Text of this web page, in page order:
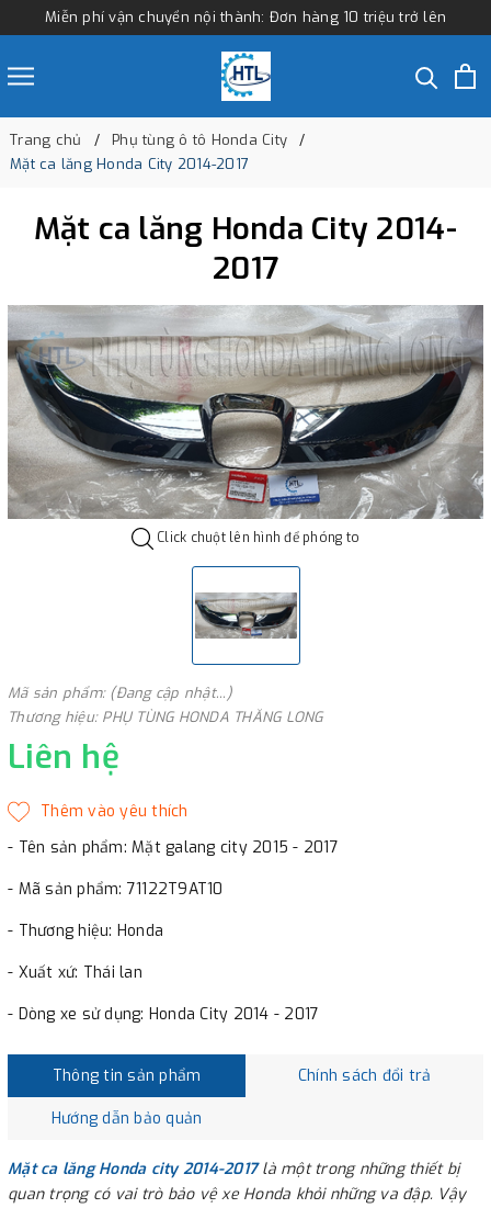
Miễn phí vận chuyển nội thành: Đơn hàng 10 triệu trở lên
Trang chủ
Phụ tùng ô tô Honda City
Mặt ca lăng Honda City 2014-2017
Mặt ca lăng Honda City 2014-
2017
Click chuột lên hình để phóng to
Mã sản phẩm: (Đang cập nhật...)
Thương hiệu: PHỤ TÙNG HONDA THĂNG LONG
Liên hệ
- Tên sản phẩm: Mặt galang city 2015 - 2017
- Mã sản phẩm: 71122T9AT10
- Thương hiệu: Honda
- Xuất xứ: Thái lan
- Dòng xe sử dụng: Honda City 2014 - 2017
Thông tin sản phẩm Chính sách đổi trả
Hướng dẫn bảo quản
Mặt ca lăng Honda city 2014-2017là một trong những thiết bị
quan trọng có vai trò bảo vệ xe Honda khỏi những va đập. Vậy